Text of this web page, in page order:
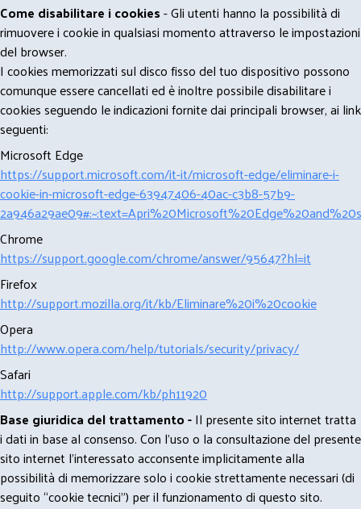
Come disabilitare i cookies- Gli utenti hanno la possibilità di
rimuovere i cookie in qualsiasi momento attraverso le impostazioni
del browser.
I cookies memorizzati sul disco fisso del tuo dispositivo possono
comunque essere cancellati ed è inoltre possibile disabilitare i
cookies seguendo le indicazioni fornite dai principali browser, ai link
seguenti:
Microsoft Edge
https://support.microsoft.com/it-it/microsoft-edge/eliminare-i-
cookie-in-microsoft-edge-63947406-40ac-c3b8-57b9-
Chrome
https://support.google.com/chrome/answer/95647?hl=it
Firefox
http://support.mozilla.org/it/kb/Eliminare%20i%20cookie
Opera
http://www.opera.com/help/tutorials/security/privacy/
Safari
http://support.apple.com/kb/ph11920
Base giuridica del trattamento -Il presente sito internet tratta
i dati in base al consenso. Con l'uso o la consultazione del presente
sito internet l’interessato acconsente implicitamente alla
possibilità di memorizzare solo i cookie strettamente necessari (di
seguito “cookie tecnici”) per il funzionamento di questo sito.